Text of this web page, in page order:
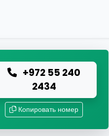
+972 55 240
2434
Копировать номер